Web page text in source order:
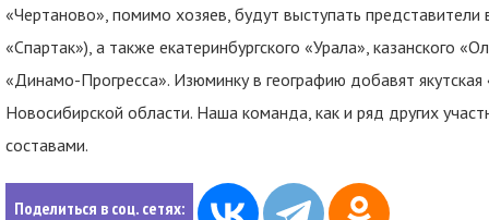
«Чертаново», помимо хозяев, будут выступать
«Спартак»), а также екатеринбургского «Урала», казанского
«Динамо-Прогресса». Изюминку в географию добавят
Новосибирской области. Наша команда, как и ряд других
составами.
Поделиться в соц. сетях: